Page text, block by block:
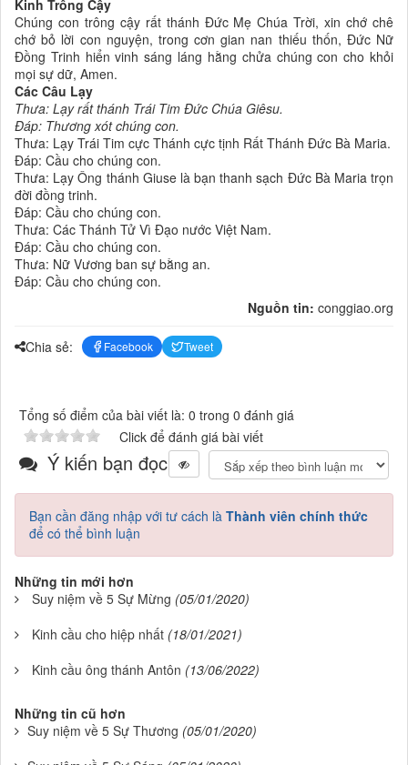
Kinh Trông Cậy
Chúng con trông cậy rất thánh Đức Mẹ Chúa Trời, xin chớ chê
chớ bỏ lời con nguyện, trong cơn gian nan thiếu thốn, Đức Nữ
Đồng Trinh hiển vinh sáng láng hằng chửa chúng con cho khỏi
mọi sự dữ, Amen.
Các Câu Lạy
Thưa: Lạy rất thánh Trái Tim Đức Chúa Giêsu.
Đáp: Thương xót chúng con.
Thưa: Lạy Trái Tim cực Thánh cực tịnh Rất Thánh Đức Bà Maria.
Đáp: Cầu cho chúng con.
Thưa: Lạy Ông thánh Giuse là bạn thanh sạch Đức Bà Maria trọn
đời đồng trinh.
Đáp: Cầu cho chúng con.
Thưa: Các Thánh Tử Vì Đạo nước Việt Nam.
Đáp: Cầu cho chúng con.
Thưa: Nữ Vương ban sự bằng an.
Đáp: Cầu cho chúng con.
Nguồn tin: conggiao.org
Chia sẻ: Facebook Tweet
Tổng số điểm của bài viết là: 0 trong 0 đánh giá
Click để đánh giá bài viết
Ý kiến bạn đọc
Bạn cần đăng nhập với tư cách là Thành viên chính thức
để có thể bình luận
Những tin mới hơn
Suy niệm về 5 Sự Mừng (05/01/2020)
Kinh cầu cho hiệp nhất (18/01/2021)
Kinh cầu ông thánh Antôn (13/06/2022)
Những tin cũ hơn
Suy niệm về 5 Sự Thương (05/01/2020)